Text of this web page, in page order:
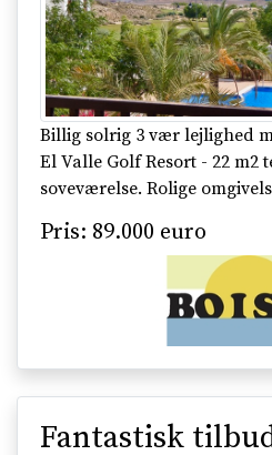
Billig solrig 3 vær lejlighed
El Valle Golf Resort - 22 m2
soveværelse. Rolige
Pris: 89.000 euro
Fantastisk